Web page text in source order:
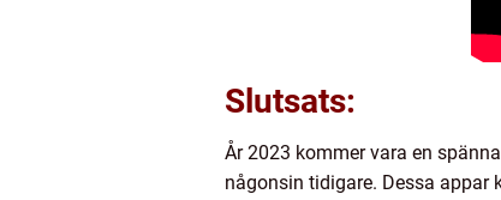
Slutsats:
År 2023 kommer vara en
någonsin tidigare. Dessa appar